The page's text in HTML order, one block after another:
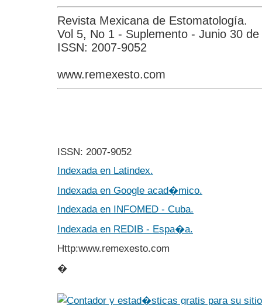
Revista Mexicana de Estomatología.
Vol 5, No 1 - Suplemento - Junio 30
ISSN: 2007-9052
www.remexesto.com
ISSN: 2007-9052
Indexada en Latindex.
Indexada en Google acad�mico.
Indexada en INFOMED - Cuba.
Indexada en REDIB - Espa�a.
Http:www.remexesto.com
�